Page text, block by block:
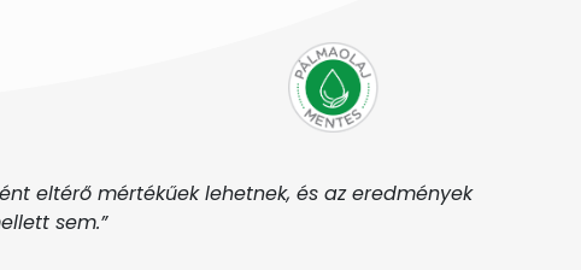
eltérő mértékűek lehetnek, és az eredmények
sem.”